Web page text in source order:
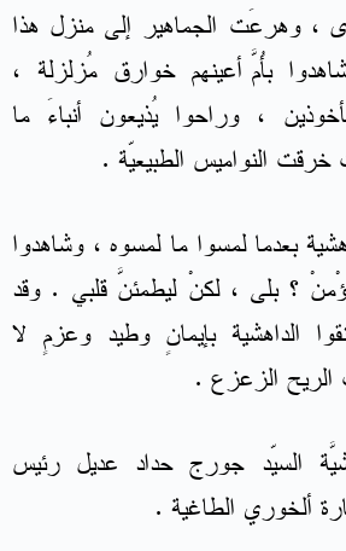
، وهرعَت الجماهير إلى منزل هذا
بأُمّ أَعينهم خوارق مُزلزلة ،
، وراحوا يُذيعون أنباءَ ما
النواميس الطبيعيّة .
بعدما لمسوا ما لمسوه ، وشاهدوا
؟ بلى ، لكنْ ليطمئنَّ قلبي . وقد
الداهشية بإيمانٍ وطيد وعزمٍ لا
الزعزع .
السيّد جورج حداد عديل رئيس
ألخوري الطاغية .